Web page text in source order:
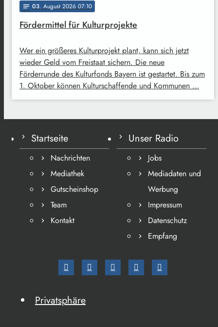
notes 03. August 2026 07:10
Fördermittel für Kulturprojekte
Wer ein größeres Kulturprojekt plant, kann sich jetzt
wieder Geld vom Freistaat sichern. Die neue
Förderrunde des Kulturfonds Bayern ist gestartet. Bis zum
1. Oktober können Kulturschaffende und Kommunen …
Startseite
Nachrichten
Mediathek
Gutscheinshop
Team
Kontakt
Unser Radio
Jobs
Mediadaten und
Werbung
Impressum
Datenschutz
Empfang
Privatsphäre